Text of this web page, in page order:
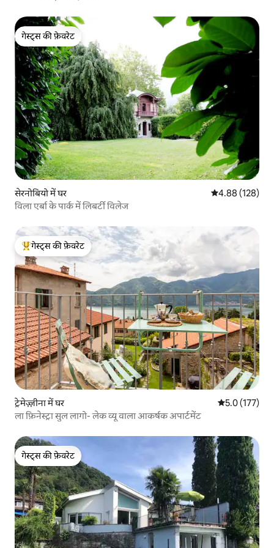
गेस्ट्स की फ़ेवरेट
गेस्ट्स की फ़ेवरेट
सेरनोबियो में घर औसत रेटिंग 5 में से
4.88 (128)
विला एर्बा के पार्क में लिबर्टी विलेज
गेस्ट्स का टॉप फ़ेवरेट
गेस्ट्स की फ़ेवरेट
ट्रेमेज़्ज़ीना में घर औसत रेटिंग 5 में
5.0 (177)
ला फ़िनेस्ट्रा सुल लागो- लेक व्यू वाला आकर्षक अपार्टमेंट
गेस्ट्स की फ़ेवरेट
गेस्ट्स की फ़ेवरेट